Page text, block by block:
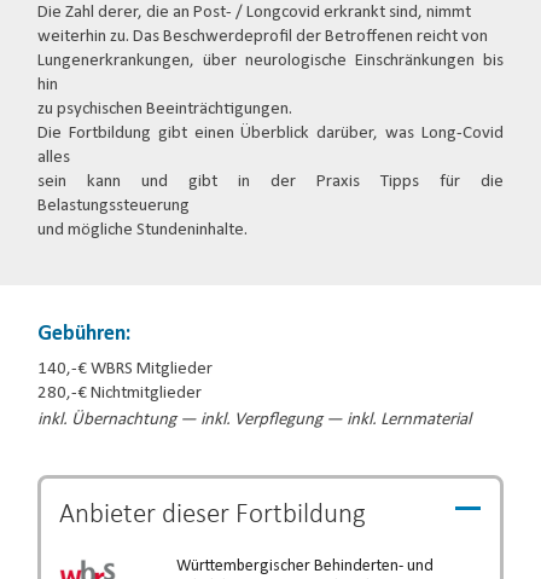
Die Zahl derer, die an Post- / Longcovid erkrankt sind, nimmt
weiterhin zu. Das Beschwerdeprofil der Betroffenen reicht von
Lungenerkrankungen, über neurologische Einschränkungen bis
hin
zu psychischen Beeinträchtigungen.
Die Fortbildung gibt einen Überblick darüber, was Long-Covid
alles
sein kann und gibt in der Praxis Tipps für die
Belastungssteuerung
und mögliche Stundeninhalte.
Gebühren:
140,-€ WBRS Mitglieder
280,-€ Nichtmitglieder
inkl. Übernachtung — inkl. Verpflegung — inkl. Lernmaterial
Anbieter dieser Fortbildung
Württembergischer Behinderten- und